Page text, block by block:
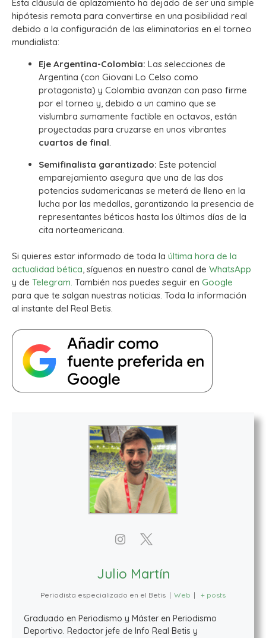
Esta cláusula de aplazamiento ha dejado de ser una simple
hipótesis remota para convertirse en una posibilidad real
debido a la configuración de las eliminatorias en el torneo
mundialista:
Eje Argentina-Colombia: Las selecciones de
Argentina (con Giovani Lo Celso como
protagonista) y Colombia avanzan con paso firme
por el torneo y, debido a un camino que se
vislumbra sumamente factible en octavos, están
proyectadas para cruzarse en unos vibrantes
cuartos de final
Semifinalista garantizado: Este potencial
emparejamiento asegura que una de las dos
potencias sudamericanas se meterá de lleno en la
lucha por las medallas, garantizando la presencia de
representantes béticos hasta los últimos días de la
cita norteamericana.
Si quieres estar informado de toda la última hora de la
actualidad bética, síguenos en nuestro canal de WhatsApp
y de Telegram. También nos puedes seguir en Google
para que te salgan nuestras noticias. Toda la información
al instante del Real Betis.
Julio Martín
Periodista especializado en el Betis | Web | + posts
Graduado en Periodismo y Máster en Periodismo
Deportivo. Redactor jefe de Info Real Betis y